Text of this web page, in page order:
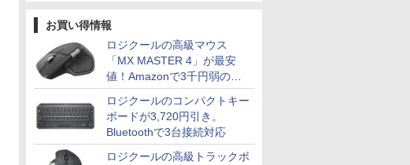
お買い得情報
ロジクールの高級マウス
「MX MASTER 4」が最安
値！Amazonで3千円弱の割
引
ロジクールのコンパクトキー
ボードが3,720円引き。
Bluetoothで3台接続対応
ロジクールの高級トラックボ